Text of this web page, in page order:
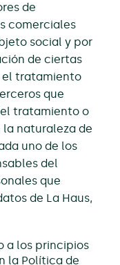
de
comerciales
social y por
de ciertas
el tratamiento
que
tratamiento o
la naturaleza de
uno de los
del
que
de La Haus,
a los principios
la Política de